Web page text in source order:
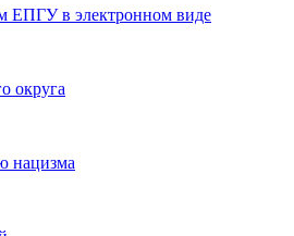
ЕПГУ в электронном виде
округа
нацизма